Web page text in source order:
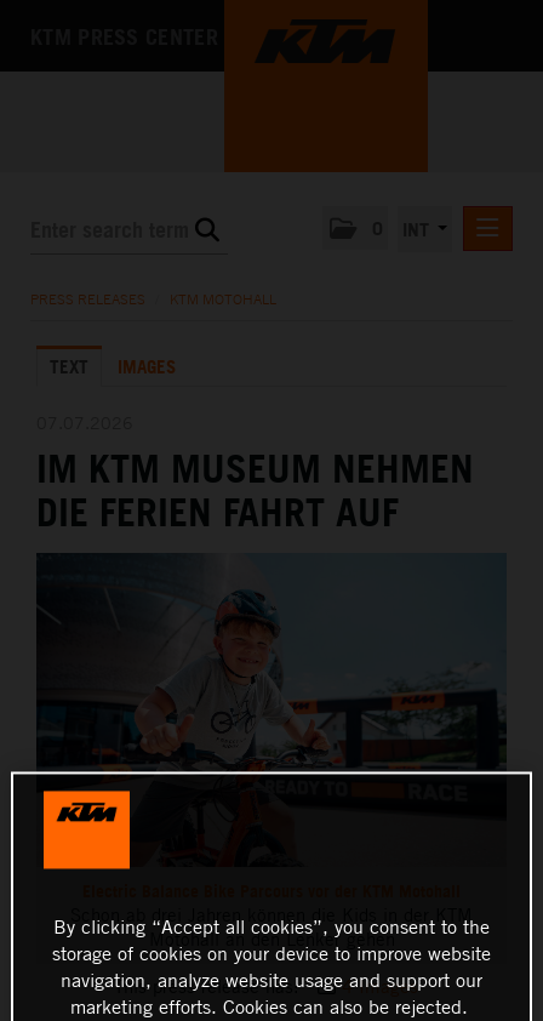
KTM X-BOW
DEUTSCH
ENGLISH
PRESS RELEASES KTM MOTOHALL
TEXT IMAGES
IM KTM MUSEUM NEHMEN
DIE FERIEN FAHRT AUF
Motohall an den Lenker gehen
This press release has: 4 Images
By clicking “Accept all cookies”, you consent to the
storage of cookies on your device to improve website
navigation, analyze website usage and support our
marketing efforts. Cookies can also be rejected.